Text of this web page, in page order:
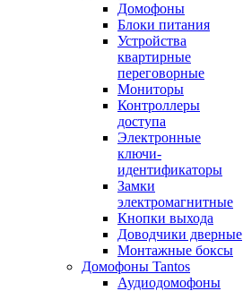
Домофоны
Блоки питания
Устройства
квартирные
переговорные
Мониторы
Контроллеры
доступа
Электронные
ключи-
идентификаторы
Замки
электромагнитные
Кнопки выхода
Доводчики дверные
Монтажные боксы
Домофоны Tantos
Аудиодомофоны